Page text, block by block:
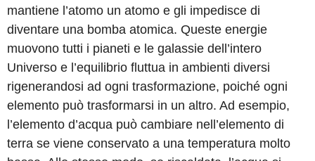
mantiene l’atomo un atomo e gli impedisce di
diventare una bomba atomica. Queste energie
muovono tutti i pianeti e le galassie dell’intero
Universo e l’equilibrio fluttua in ambienti diversi
rigenerandosi ad ogni trasformazione, poiché ogni
elemento può trasformarsi in un altro. Ad esempio,
l’elemento d’acqua può cambiare nell’elemento di
terra se viene conservato a una temperatura molto